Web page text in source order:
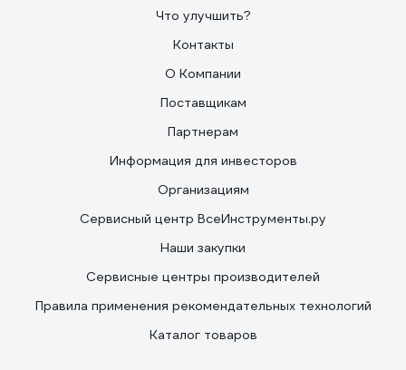
Что улучшить?
Контакты
О Компании
Поставщикам
Партнерам
Информация для инвесторов
Организациям
Сервисный центр ВсеИнструменты.ру
Наши закупки
Сервисные центры производителей
Правила применения рекомендательных технологий
Каталог товаров